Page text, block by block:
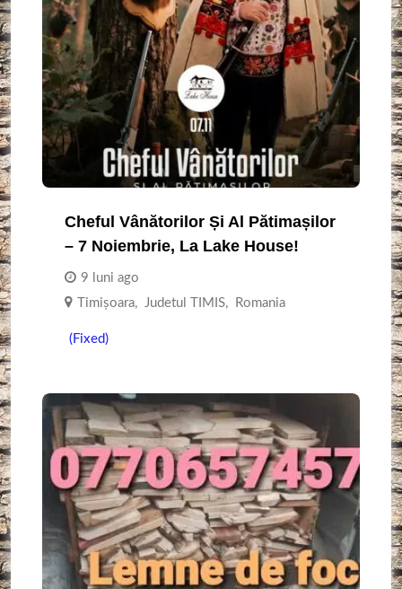
Cheful Vânătorilor Și Al Pătimașilor
– 7 Noiembrie, La Lake House!
9 luni ago
Timişoara, Judetul TIMIS, Romania
(Fixed)